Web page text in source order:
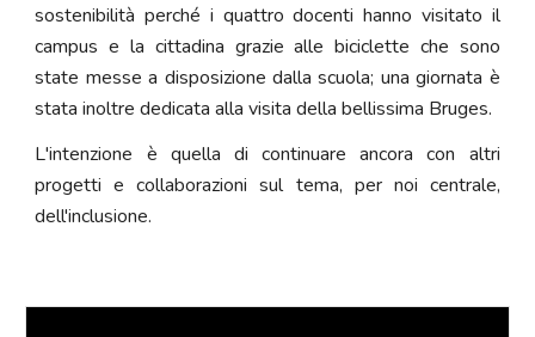
sostenibilità perché i quattro docenti hanno visitato il
campus e la cittadina grazie alle biciclette che sono
state messe a disposizione dalla scuola; una giornata è
stata inoltre dedicata alla visita della bellissima Bruges.
L'intenzione è quella di continuare ancora con altri
progetti e collaborazioni sul tema, per noi centrale,
dell'inclusione.